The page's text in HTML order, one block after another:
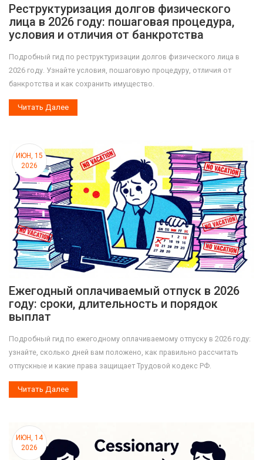
Реструктуризация долгов физического
лица в 2026 году: пошаговая процедура,
условия и отличия от банкротства
Подробный гид по реструктуризации долгов физического лица в
2026 году. Узнайте условия, пошаговую процедуру, отличия от
банкротства и как сохранить имущество.
Читать Далее
ИЮН, 15
2026
Ежегодный оплачиваемый отпуск в 2026
году: сроки, длительность и порядок
выплат
Подробный гид по ежегодному оплачиваемому отпуску в 2026 году:
узнайте, сколько дней вам положено, как правильно рассчитать
отпускные и какие права защищает Трудовой кодекс РФ.
Читать Далее
ИЮН, 14
2026